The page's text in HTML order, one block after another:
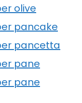
olive
pancake
pancetta
pane
pane